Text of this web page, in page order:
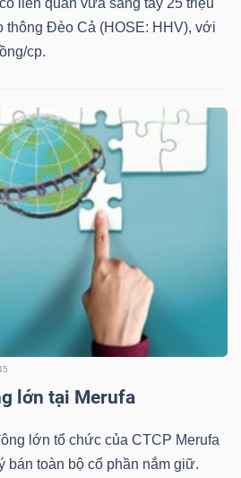
liên quan vừa sang tay 25 triệu
thông Đèo Cả (HOSE: HHV), với
cp.
lớn tại Merufa
lớn tổ chức của CTCP Merufa
bán toàn bộ cổ phần nắm giữ.